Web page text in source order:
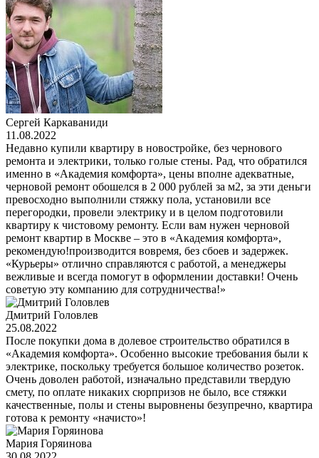
Сергей Каркаваниди
11.08.2022
Недавно купили квартиру в новостройке, без чернового
ремонта и электрики, только голые стены. Рад, что обратился
именно в «Академия комфорта», цены вполне адекватные,
черновой ремонт обошелся в 2 000 рублей за м2, за эти деньги
превосходно выполнили стяжку пола, установили все
перегородки, провели электрику и в целом подготовили
квартиру к чистовому ремонту. Если вам нужен черновой
ремонт квартир в Москве – это в «Академия комфорта»,
рекомендую!производится вовремя, без сбоев и задержек.
«Курьеры» отлично справляются с работой, а менеджеры
вежливые и всегда помогут в оформлении доставки! Очень
советую эту компанию для сотрудничества!»
Дмитрий Головлев
25.08.2022
После покупки дома в долевое строительство обратился в
«Академия комфорта». Особенно высокие требования были к
электрике, поскольку требуется большое количество розеток.
Очень доволен работой, изначально представили твердую
смету, по оплате никаких сюрпризов не было, все стяжки
качественные, полы и стены выровнены безупречно, квартира
готова к ремонту «начисто»!
Мария Горяинова